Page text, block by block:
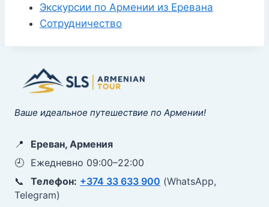
Экскурсии по Армении из Еревана
Сотрудничество
Ваше идеальное путешествие по Армении!
📍
Ереван, Армения
🕘 Ежедневно 09:00–22:00
📞
Телефон: +374 33 633 900 (WhatsApp,
Telegram)